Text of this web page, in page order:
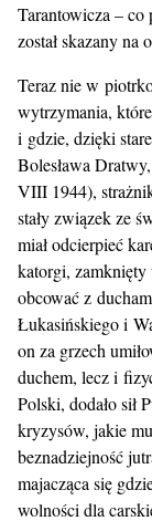
Tarantowicza – co
został skazany na
Teraz nie w
wytrzymania,
i gdzie, dzięki
Bolesława
VIII 1944),
stały związek ze
miał odcierpieć
katorgi, zamknięty
obcować z
Łukasińskiego i
on za grzech
duchem, lecz i
Polski, dodało sił
kryzysów, jakie
beznadziejność
majacząca się
wolności dla